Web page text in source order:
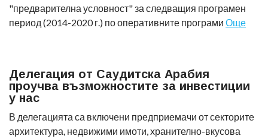
"предварителна условност" за следващия програмен
период (2014-2020 г.) по оперативните програми Още
Делегация от Саудитска Арабия
проучва възможностите за инвестиции
у нас
В делегацията са включени предприемачи от секторите
архитектура, недвижими имоти, хранително-вкусова